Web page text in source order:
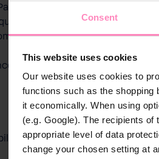
Consent
This website uses cookies
Our website uses cookies to
functions such as the shopping
it economically. When using
(e.g. Google). The recipients
appropriate level of data
change your chosen setting at
en ligne
App